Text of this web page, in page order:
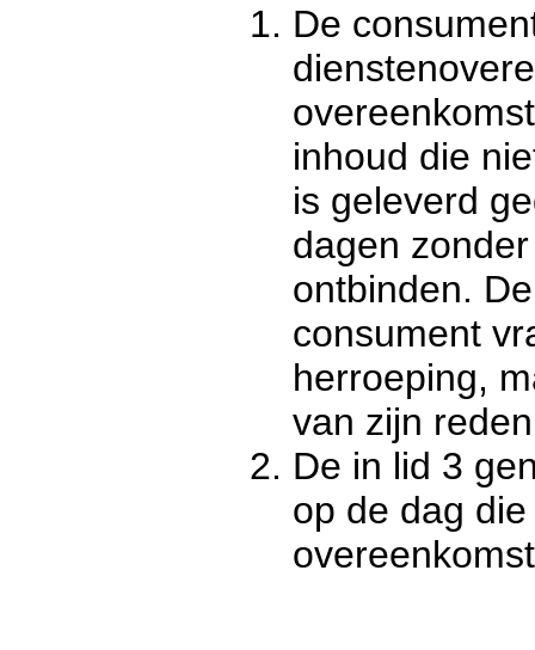
De
inhoud die
is geleverd
dagen
ontbinden.
consument
herroeping,
van zijn
De in lid 3
op de dag